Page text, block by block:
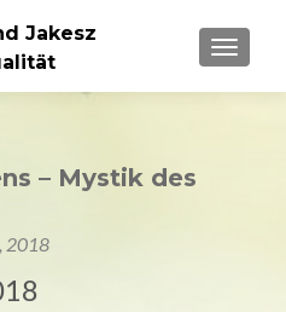
MENU
Jakesz
– Mystik des
2018